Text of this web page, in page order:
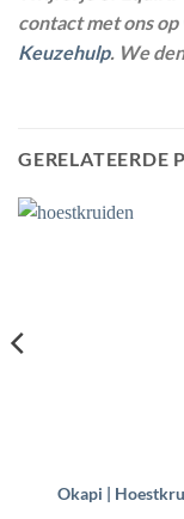
contact met ons op
Keuzehulp. We
GERELATEERDE
Okapi |